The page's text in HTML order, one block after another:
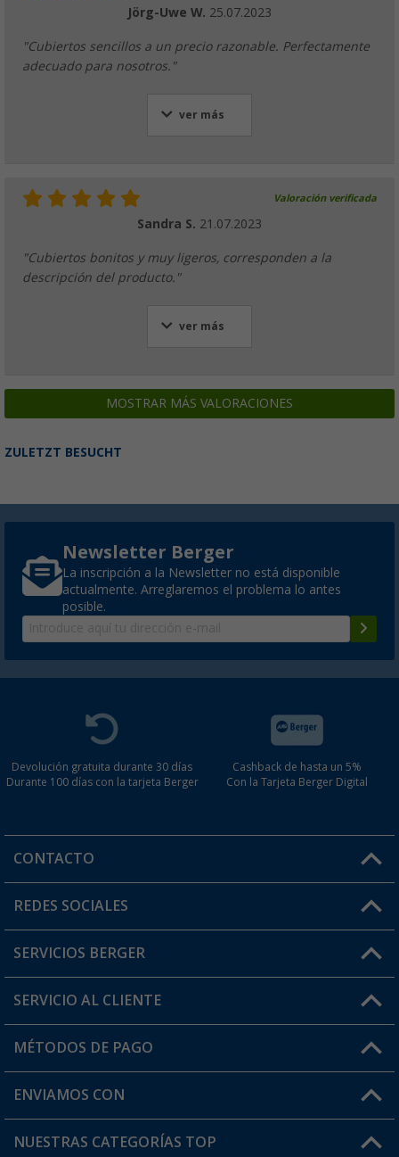
Jörg-Uwe W. 25.07.2023
"Cubiertos sencillos a un precio razonable. Perfectamente
adecuado para nosotros."
ver más
Valoración verificada
Sandra S. 21.07.2023
"Cubiertos bonitos y muy ligeros, corresponden a la
descripción del producto."
ver más
MOSTRAR MÁS VALORACIONES
ZULETZT BESUCHT
Newsletter Berger
La inscripción a la Newsletter no está disponible
actualmente. Arreglaremos el problema lo antes
posible.
Devolución gratuita durante 30 días
Durante 100 días con la tarjeta Berger
Cashback de hasta un 5%
Con la Tarjeta Berger Digital
CONTACTO
Horario de atención al cliente:
¿Tienes alguna duda?
REDES SOCIALES
SERVICIOS BERGER
Conviértete en distribuidor
Mi cuenta
Tarjeta Berger Digital
SERVICIO AL CLIENTE
FAQ y Contacto
Información de envío
MÉTODOS DE PAGO
ENVIAMOS CON
NUESTRAS CATEGORÍAS TOP